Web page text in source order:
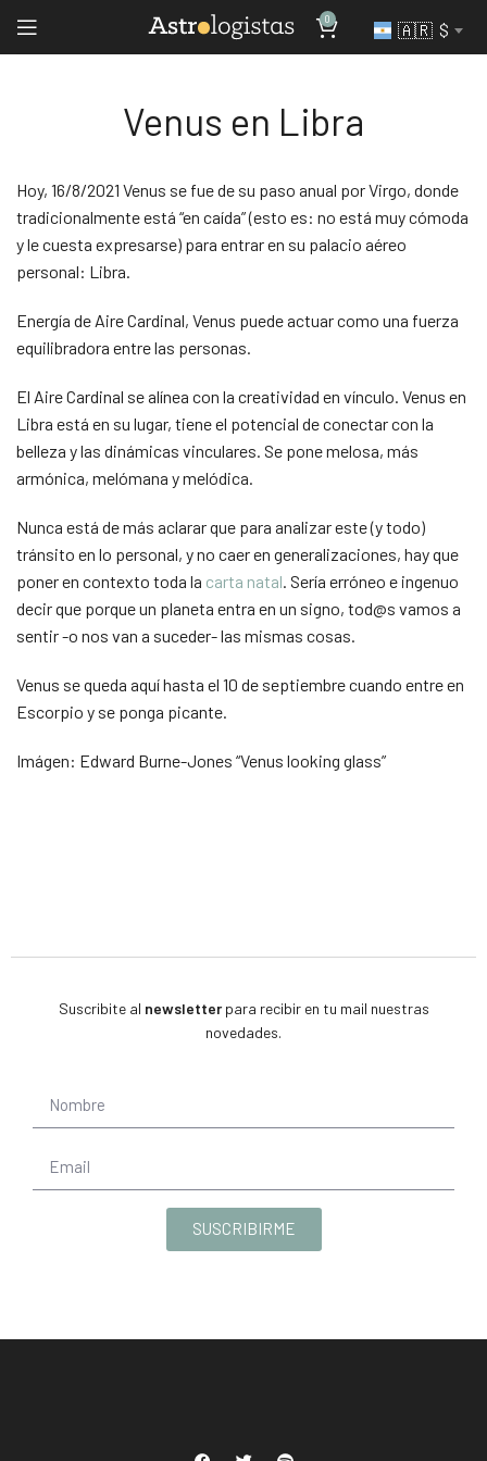
0
🇦🇷 $
Venus en Libra
Hoy, 16/8/2021 Venus se fue de su paso anual por Virgo, donde
tradicionalmente está “en caída” (esto es: no está muy cómoda
y le cuesta expresarse) para entrar en su palacio aéreo
personal: Libra.
Energía de Aire Cardinal, Venus puede actuar como una fuerza
equilibradora entre las personas.
El Aire Cardinal se alínea con la creatividad en vínculo. Venus en
Libra está en su lugar, tiene el potencial de conectar con la
belleza y las dinámicas vinculares. Se pone melosa, más
armónica, melómana y melódica.
Nunca está de más aclarar que para analizar este (y todo)
tránsito en lo personal, y no caer en generalizaciones, hay que
poner en contexto toda la carta natal. Sería erróneo e ingenuo
decir que porque un planeta entra en un signo, tod@s vamos a
sentir -o nos van a suceder- las mismas cosas.
Venus se queda aquí hasta el 10 de septiembre cuando entre en
Escorpio y se ponga picante.
Imágen: Edward Burne-Jones “Venus looking glass”
Suscribite al newsletterpara recibir en tu mail nuestras
novedades.
SUSCRIBIRME